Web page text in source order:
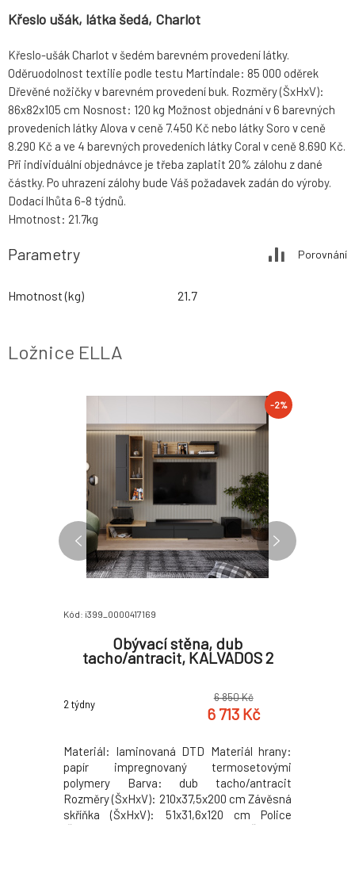
Křeslo ušák, látka šedá, Charlot
Křeslo-ušák Charlot v šedém barevném provedení látky.
Oděruodolnost textilie podle testu Martindale: 85 000 oděrek
Dřevěné nožičky v barevném provedení buk. Rozměry (ŠxHxV):
86x82x105 cm Nosnost: 120 kg Možnost objednání v 6 barevných
provedeních látky Alova v ceně 7.450 Kč nebo látky Soro v ceně
8.290 Kč a ve 4 barevných provedeních látky Coral v ceně 8.690 Kč.
Při individuální objednávce je třeba zaplatit 20% zálohu z dané
částky. Po uhrazení zálohy bude Váš požadavek zadán do výroby.
Dodací lhůta 6-8 týdnů.
Hmotnost: 21.7kg
Parametry Porovnání
Hmotnost (kg) 21.7
Ložnice ELLA
-2%
Kód: i399_0000417169
Obývací stěna, dub
tacho/antracit, KALVADOS 2
2 týdny
6 850 Kč
6 713 Kč
Materiál: laminovaná DTD Materiál hrany:
papír impregnovaný termosetovými
polymery Barva: dub tacho/antracit
Rozměry (ŠxHxV): 210x37,5x200 cm Závěsná
skříňka (ŠxHxV): 51x31,6x120 cm Police